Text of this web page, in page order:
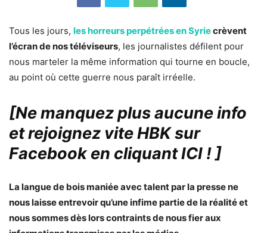
Tous les jours, les horreurs perpétrées en Syriecrèvent
l’écran de nos téléviseurs, les journalistes défilent pour
nous marteler la même information qui tourne en boucle,
au point où cette guerre nous paraît irréelle.
[Ne manquez plus aucune info
et rejoignez vite HBK sur
Facebook en cliquant ICI ! ]
La langue de bois maniée avec talent par la presse ne
nous laisse entrevoir qu’une infime partie de la réalité et
nous sommes dès lors contraints de nous fier aux